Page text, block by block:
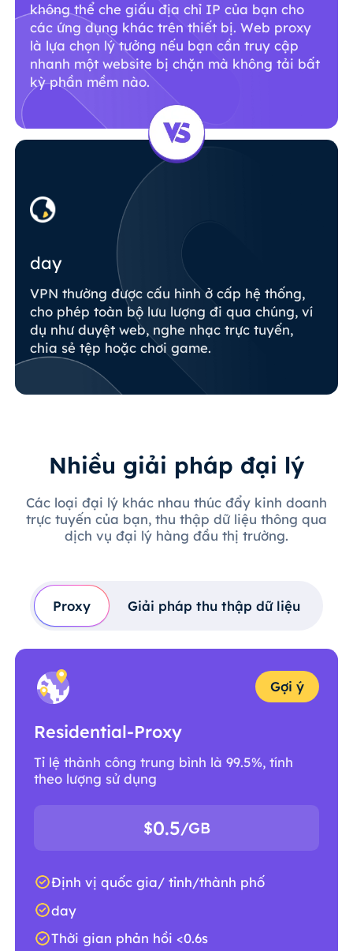
không thể che giấu địa chỉ IP của bạn cho
các ứng dụng khác trên thiết bị. Web proxy
là lựa chọn lý tưởng nếu bạn cần truy cập
nhanh một website bị chặn mà không tải bất
kỳ phần mềm nào.
day
VPN thường được cấu hình ở cấp hệ thống,
cho phép toàn bộ lưu lượng đi qua chúng, ví
dụ như duyệt web, nghe nhạc trực tuyến,
chia sẻ tệp hoặc chơi game.
Nhiều giải pháp đại lý
Các loại đại lý khác nhau thúc đẩy kinh doanh
trực tuyến của bạn, thu thập dữ liệu thông qua
dịch vụ đại lý hàng đầu thị trường.
Proxy Giải pháp thu thập dữ liệu
Gợi ý
Residential-Proxy
Tỉ lệ thành công trung bình là 99.5%, tính
theo lượng sử dụng
$0.5/GB
Định vị quốc gia/ tỉnh/thành phố
day
Thời gian phản hồi <0.6s